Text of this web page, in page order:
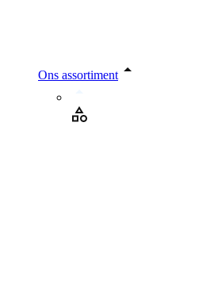
Ons assortiment